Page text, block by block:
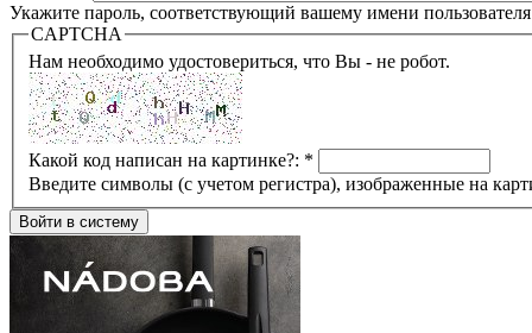
Укажите пароль, соответствующий вашему имени
CAPTCHA
Нам необходимо удостовериться, что Вы - не робот.
Какой код написан на картинке?: *
Введите символы (с учетом регистра), изображенные на